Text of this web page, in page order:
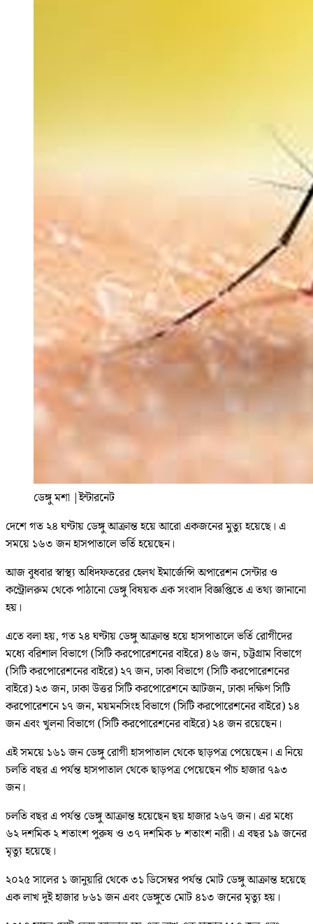
ডেঙ্গু মশা |ইন্টারনেট
দেশে গত ২৪ ঘণ্টায় ডেঙ্গু আক্রান্ত হয়ে আরো একজনের মুত্যু হয়েছে। এ
সময়ে ১৬৩ জন হাসপাতালে ভর্তি হয়েছেন।
আজ বুধবার স্বাস্থ্য অধিদফতরের হেলথ ইমার্জেন্সি অপারেশন সেন্টার ও
কন্ট্রোলরুম থেকে পাঠানো ডেঙ্গু বিষয়ক এক সংবাদ বিজ্ঞপ্তিতে এ তথ্য জানানো
হয়।
এতে বলা হয়, গত ২৪ ঘণ্টায় ডেঙ্গু আক্রান্ত হয়ে হাসপাতালে ভর্তি রোগীদের
মধ্যে বরিশাল বিভাগে (সিটি করপোরেশনের বাইরে) ৪৬ জন, চট্টগ্রাম বিভাগে
(সিটি করপোরেশনের বাইরে) ২৭ জন, ঢাকা বিভাগে (সিটি করপোরেশনের
বাইরে) ২৩ জন, ঢাকা উত্তর সিটি করপোরেশনে আটজন, ঢাকা দক্ষিণ সিটি
করপোরেশনে ১৭ জন, ময়মনসিংহ বিভাগে (সিটি করপোরেশনের বাইরে) ১৪
জন এবং খুলনা বিভাগে (সিটি করপোরেশনের বাইরে) ২৪ জন রয়েছেন।
এই সময়ে ১৬১ জন ডেঙ্গু রোগী হাসপাতাল থেকে ছাড়পত্র পেয়েছেন। এ নিয়ে
চলতি বছর এ পর্যন্ত হাসপাতাল থেকে ছাড়পত্র পেয়েছেন পাঁচ হাজার ৭৯৩
জন।
চলতি বছর এ পর্যন্ত ডেঙ্গু আক্রান্ত হয়েছেন ছয় হাজার ২৬৭ জন। এর মধ্যে
৬২ দশমিক ২ শতাংশ পুরুষ ও ৩৭ দশমিক ৮ শতাংশ নারী। এ বছর ১৯ জনের
মৃত্যু হয়েছে।
২০২৫ সালের ১ জানুয়ারি থেকে ৩১ ডিসেম্বর পর্যন্ত মোট ডেঙ্গু আক্রান্ত হয়েছে
এক লাখ দুই হাজার ৮৬১ জন এবং ডেঙ্গুতে মোট ৪১৩ জনের মৃত্যু হয়।